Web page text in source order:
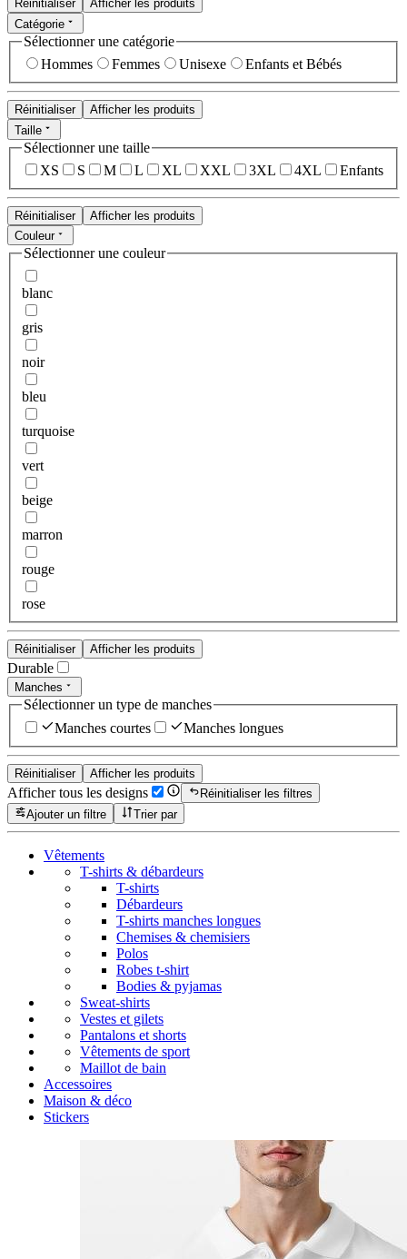
Réinitialiser
Afficher les produits
Catégorie
Sélectionner une catégorie
Hommes
Femmes Unisexe Enfants et Bébés
Réinitialiser
Afficher les produits
Taille
Sélectionner une taille
XS
S M L XL XXL 3XL 4XL Enfants
Réinitialiser
Afficher les produits
Couleur
Sélectionner une couleur
blanc
gris
noir
bleu
turquoise
vert
beige
marron
rouge
rose
Réinitialiser Afficher les produits
Durable
Manches
Sélectionner un type de manches
Manches courtes
Manches longues
Réinitialiser Afficher les produits
Afficher tous les designs
Réinitialiser les filtres
Ajouter un filtre
Trier par
Vêtements
T-shirts & débardeurs
T-shirts
Débardeurs
T-shirts manches longues
Chemises & chemisiers
Polos
Robes t-shirt
Bodies & pyjamas
Sweat-shirts
Vestes et gilets
Pantalons et shorts
Vêtements de sport
Maillot de bain
Accessoires
Maison & déco
Stickers